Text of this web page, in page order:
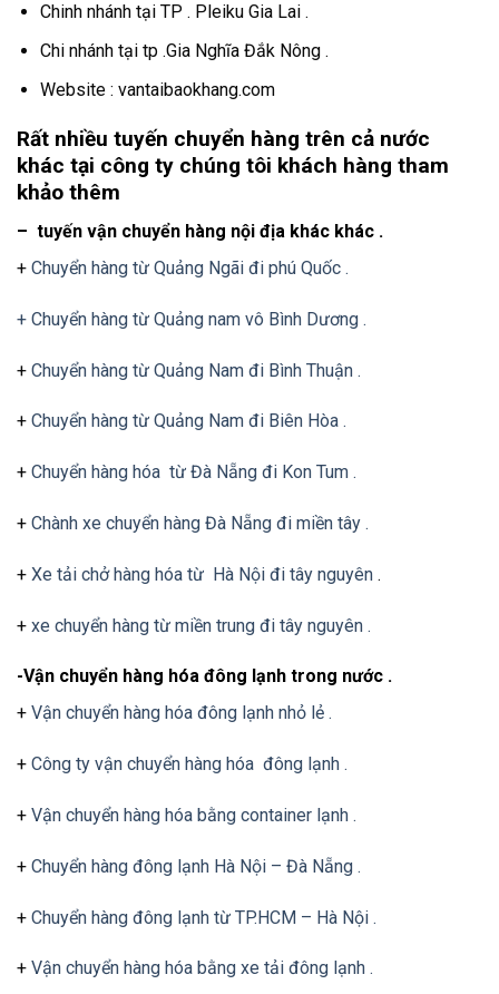
Chinh nhánh tại TP . Pleiku Gia Lai .
Chi nhánh tại tp .Gia Nghĩa Đắk Nông .
Website : vantaibaokhang.com
Rất nhiều tuyến chuyển hàng trên cả nước
khác tại công ty chúng tôi khách hàng tham
khảo thêm
– tuyến vận chuyển hàng nội địa khác khác .
+ Chuyển hàng từ Quảng Ngãi đi phú Quốc .
+ Chuyển hàng từ Quảng nam vô Bình Dương .
+ Chuyển hàng từ Quảng Nam đi Bình Thuận .
+ Chuyển hàng từ Quảng Nam đi Biên Hòa .
+ Chuyển hàng hóa từ Đà Nẵng đi Kon Tum .
+ Chành xe chuyển hàng Đà Nẵng đi miền tây .
+ Xe tải chở hàng hóa từ Hà Nội đi tây nguyên .
+ xe chuyển hàng từ miền trung đi tây nguyên .
-Vận chuyển hàng hóa đông lạnh trong nước .
+ Vận chuyển hàng hóa đông lạnh nhỏ lẻ .
+ Công ty vận chuyển hàng hóa đông lạnh .
+ Vận chuyển hàng hóa bằng container lạnh .
+ Chuyển hàng đông lạnh Hà Nội – Đà Nẵng .
+ Chuyển hàng đông lạnh từ TP.HCM – Hà Nội .
+ Vận chuyển hàng hóa bằng xe tải đông lạnh .